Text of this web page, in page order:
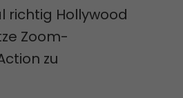
richtig Hollywood
Zoom-
zu